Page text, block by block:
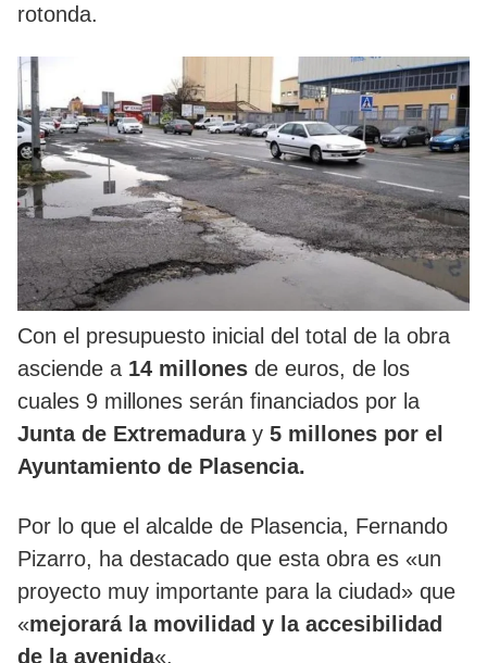
rotonda.
Con el presupuesto inicial del total de la obra
asciende a 14 millones de euros, de los
cuales 9 millones serán financiados por la
Junta de Extremaduray 5 millones por el
Ayuntamiento de Plasencia.
Por lo que el alcalde de Plasencia, Fernando
Pizarro, ha destacado que esta obra es «un
proyecto muy importante para la ciudad» que
«mejorará la movilidad y la accesibilidad
de la avenida«.